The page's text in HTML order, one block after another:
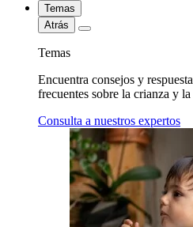
Temas
Atrás
Temas
Encuentra consejos y
frecuentes sobre la crianza y
Consulta a nuestros expertos